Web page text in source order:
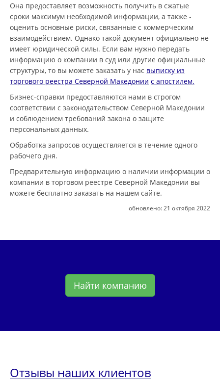
Она предоставляет возможность получить в сжатые
сроки максимум необходимой информации, а также -
оценить основные риски, связанные с коммерческим
взаимодействием. Однако такой документ официально не
имеет юридической силы. Если вам нужно передать
информацию о компании в суд или другие официальные
структуры, то вы можете заказать у нас выписку из
торгового реестра Северной Македонии с апостилем.
Бизнес-справки предоставляются нами в строгом
соответствии с законодательством Северной Македонии
и соблюдением требований закона о защите
персональных данных.
Обработка запросов осуществляется в течение одного
рабочего дня.
Предварительную информацию о наличии информации о
компании в торговом реестре Северной Македонии вы
можете бесплатно заказать на нашем сайте.
обновлено: 21 октября 2022
Найти компанию
Отзывы наших клиентов